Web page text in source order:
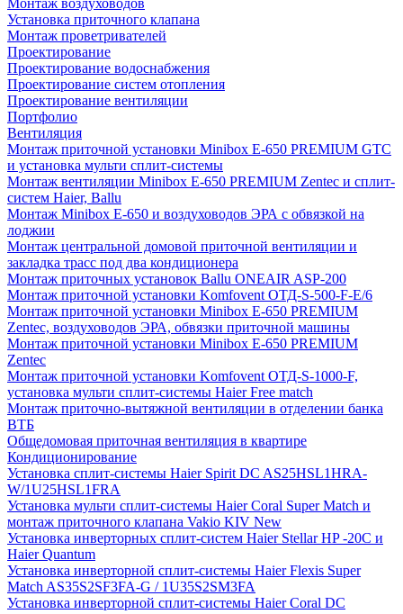
Монтаж воздуховодов
Установка приточного клапана
Монтаж проветривателей
Проектирование
Проектирование водоснабжения
Проектирование систем отопления
Проектирование вентиляции
Портфолио
Вентиляция
Монтаж приточной установки Minibox E-650 PREMIUM GTC
и установка мульти сплит-системы
Монтаж вентиляции Minibox E-650 PREMIUM Zentec и сплит-
систем Haier, Ballu
Монтаж Minibox E-650 и воздуховодов ЭРА с обвязкой на
лоджии
Монтаж центральной домовой приточной вентиляции и
закладка трасс под два кондиционера
Монтаж приточных установок Ballu ONEAIR ASP-200
Монтаж приточной установки Komfovent ОТД-S-500-F-E/6
Монтаж приточной установки Minibox E-650 PREMIUM
Zentec, воздуховодов ЭРА, обвязки приточной машины
Монтаж приточной установки Minibox E-650 PREMIUM
Zentec
Монтаж приточной установки Komfovent ОТД-S-1000-F,
установка мульти сплит-системы Haier Free match
Монтаж приточно-вытяжной вентиляции в отделении банка
ВТБ
Общедомовая приточная вентиляция в квартире
Кондиционирование
Установка сплит-системы Haier Spirit DC AS25HSL1HRA-
W/1U25HSL1FRA
Установка мульти сплит-системы Haier Coral Super Match и
монтаж приточного клапана Vakio KIV New
Установка инверторных сплит-систем Haier Stellar HP -20С и
Haier Quantum
Установка инверторной сплит-системы Haier Flexis Super
Match AS35S2SF3FA-G / 1U35S2SM3FA
Установка инверторной сплит-системы Haier Coral DC